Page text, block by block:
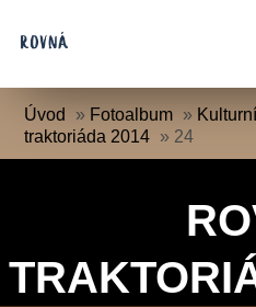
Úvod » Fotoalbum »
traktoriáda 2014 » 24